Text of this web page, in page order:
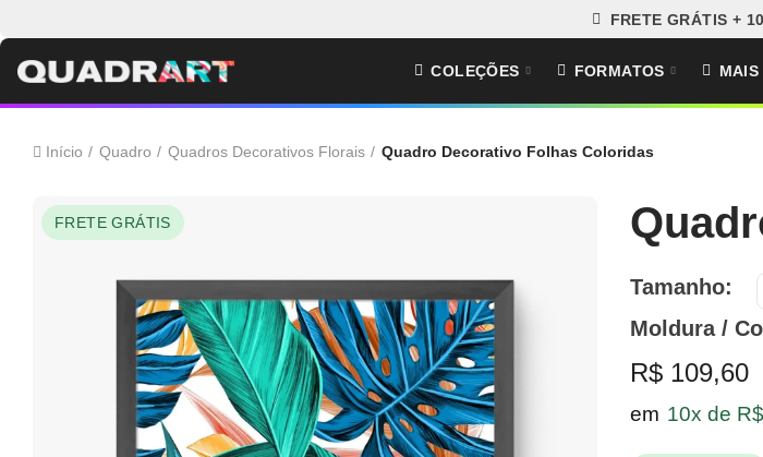
FRETE GRÁTIS +
COLEÇÕES FORMATOS MAIS
Início Quadro Quadros Decorativos Florais Quadro Decorativo Folhas Coloridas
FRETE GRÁTIS
Tamanho
Moldura /
R$ 109,60
em 10x de